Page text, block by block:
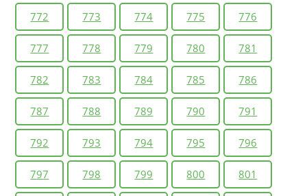
772 773 774 775 776
777 778 779 780 781
782 783 784 785 786
787 788 789 790 791
792 793 794 795 796
797 798 799 800 801